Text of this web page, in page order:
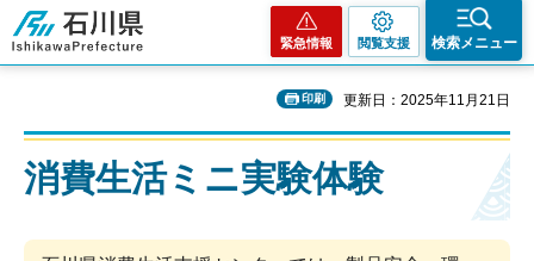
石川県
緊急情報 閲覧支援 検索メニュー
印刷 更新日：2025年11月21日
消費生活ミニ実験体験